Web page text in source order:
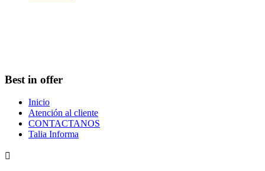
Best in offer
Inicio
Atención al cliente
CONTACTANOS
Talia Informa
